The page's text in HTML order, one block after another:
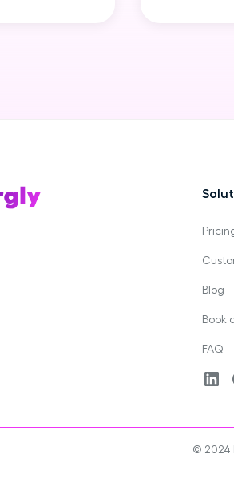
Blog
Book
FAQ
© 2024